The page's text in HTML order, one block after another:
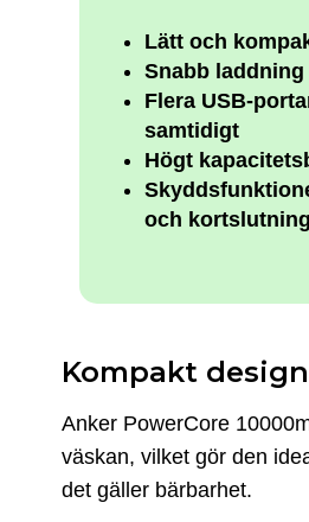
Lätt och
Snabb
Flera USB-
samtidigt
Högt
och
Kompakt
Anker PowerCore
väskan, vilket gör den
det gäller bärbarhet.